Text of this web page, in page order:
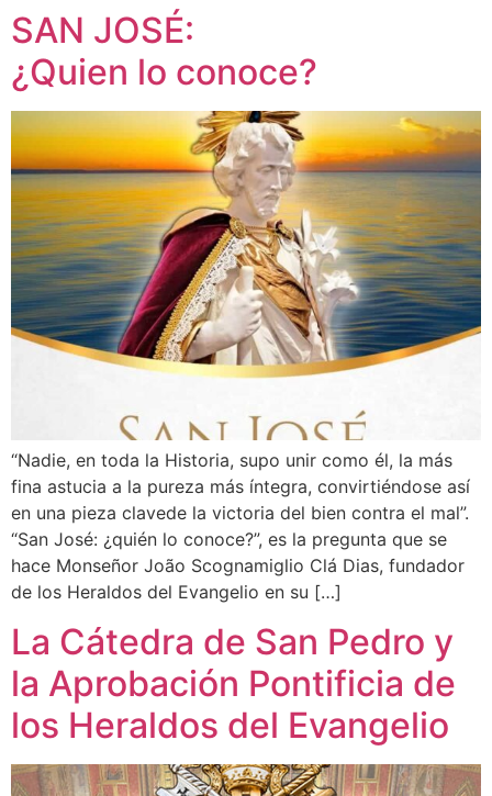
SAN JOSÉ:
¿Quien lo conoce?
“Nadie, en toda la Historia, supo unir como él, la más
fina astucia a la pureza más íntegra, convirtiéndose así
en una pieza clavede la victoria del bien contra el mal”.
“San José: ¿quién lo conoce?”, es la pregunta que se
hace Monseñor João Scognamiglio Clá Dias, fundador
de los Heraldos del Evangelio en su […]
La Cátedra de San Pedro y
la Aprobación Pontificia de
los Heraldos del Evangelio